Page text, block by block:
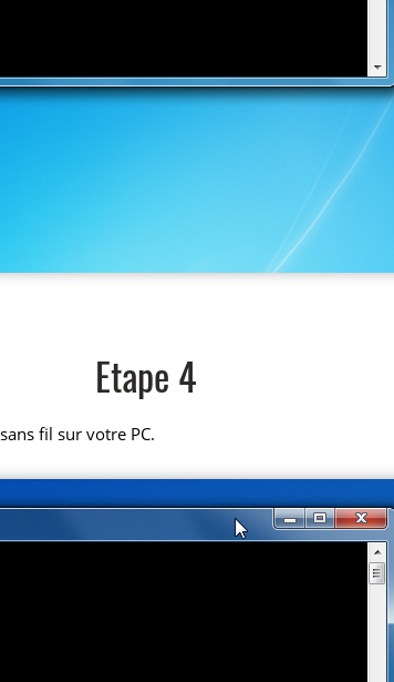
Etape 4
fil sur votre PC.